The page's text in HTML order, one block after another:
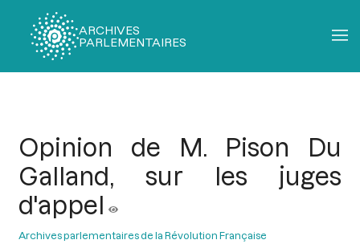
ARCHIVES
PARLEMENTAIRES
Opinion de M. Pison Du
Galland, sur les juges
d'appel
Archives parlementaires de la Révolution Française